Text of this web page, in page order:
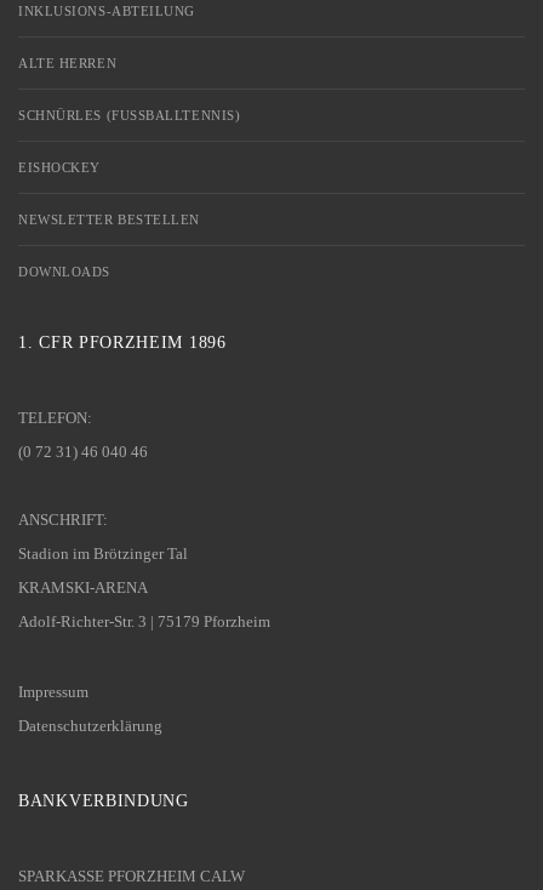
INKLUSIONS-ABTEILUNG
ALTE HERREN
SCHNÜRLES (FUSSBALLTENNIS)
EISHOCKEY
NEWSLETTER BESTELLEN
DOWNLOADS
1. CFR PFORZHEIM 1896
TELEFON:
(0 72 31) 46 040 46
ANSCHRIFT:
Stadion im Brötzinger Tal
KRAMSKI-ARENA
Adolf-Richter-Str. 3 | 75179 Pforzheim
Impressum
Datenschutzerklärung
BANKVERBINDUNG
SPARKASSE PFORZHEIM CALW